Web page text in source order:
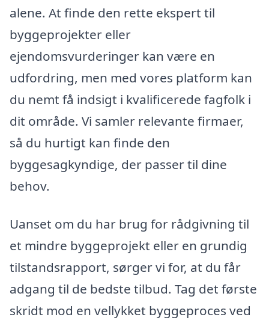
alene. At finde den rette ekspert til
byggeprojekter eller
ejendomsvurderinger kan være en
udfordring, men med vores platform kan
du nemt få indsigt i kvalificerede fagfolk i
dit område. Vi samler relevante firmaer,
så du hurtigt kan finde den
byggesagkyndige, der passer til dine
behov.
Uanset om du har brug for rådgivning til
et mindre byggeprojekt eller en grundig
tilstandsrapport, sørger vi for, at du får
adgang til de bedste tilbud. Tag det første
skridt mod en vellykket byggeproces ved